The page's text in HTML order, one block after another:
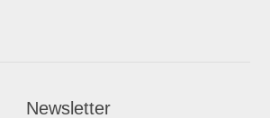
Newsletter